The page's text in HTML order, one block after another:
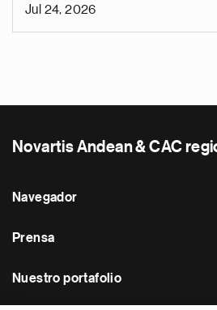
Jul 24, 2026
Novartis Andean & CAC
Navegador
Prensa
Nuestro portafolio